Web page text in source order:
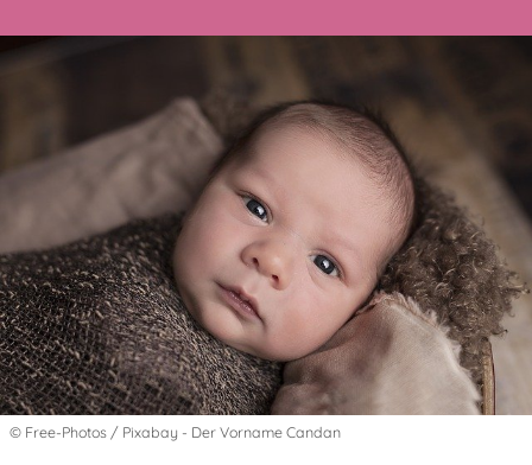
© Free-Photos / Pixabay - Der Vorname Candan